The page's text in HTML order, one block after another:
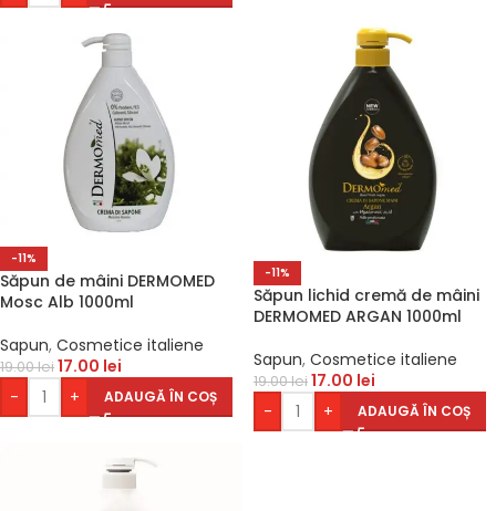
-11%
Săpun de mâini DERMOMED
Mosc Alb 1000ml
Sapun, Cosmetice italiene
19.00lei17.00 lei
-
+ ADAUGĂ ÎN COȘ
-11%
Săpun lichid cremă de mâini
DERMOMED ARGAN 1000ml
Sapun, Cosmetice italiene
19.00lei17.00 lei
-
+ ADAUGĂ ÎN COȘ